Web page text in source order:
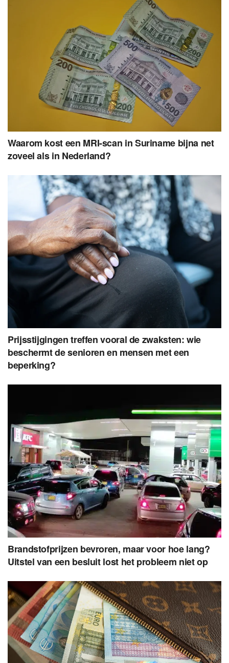
Waarom kost een MRI-scan in Suriname bijna net
zoveel als in Nederland?
Prijsstijgingen treffen vooral de zwaksten: wie
beschermt de senioren en mensen met een
beperking?
Brandstofprijzen bevroren, maar voor hoe lang?
Uitstel van een besluit lost het probleem niet op